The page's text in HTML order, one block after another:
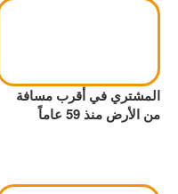
المشتري في أقرب مسافة
من الأرض منذ 59 عاماً